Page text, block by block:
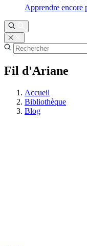
Apprendre encore
Fil d'Ariane
Accueil
Bibliothèque
Blog